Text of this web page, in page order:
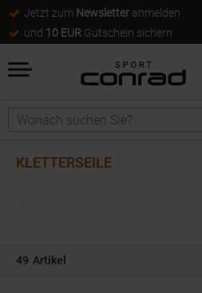
Jetzt zum Newsletter anmelden
und 10 EUR Gutschein sichern
Suche
KLETTERSEILE
49 Artikel